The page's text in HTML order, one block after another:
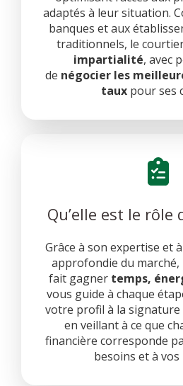
adaptés à leur situation.
banques et aux
traditionnels, le
impartialité, avec
de négocier les
taux pour ses
Qu’elle est le rôle
Grâce à son expertise et
approfondie du
fait gagner temps,
vous guide à chaque
votre profil à la
en veillant à ce que
financière corresponde
besoins et à